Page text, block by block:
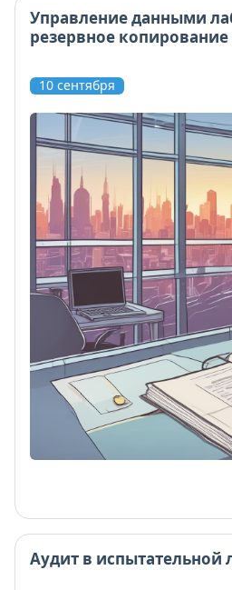
Управление данными
резервное
10 сентября
Аудит в испытательной